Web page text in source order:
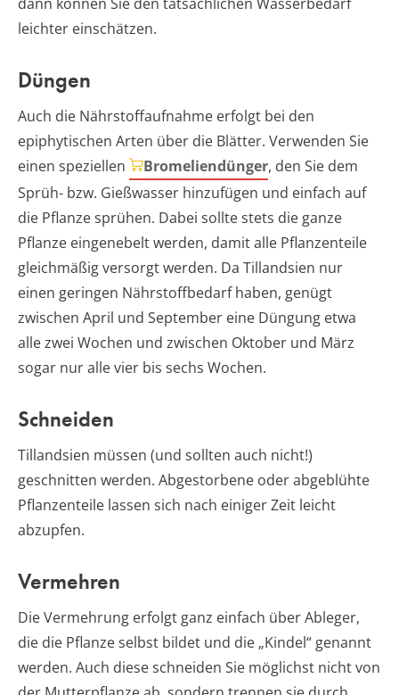
leichter einschätzen.
Düngen
Auch die Nährstoffaufnahme erfolgt bei den
epiphytischen Arten über die Blätter. Verwenden Sie
einen speziellen
Bromeliendünger, den Sie dem
Sprüh- bzw. Gießwasser hinzufügen und einfach auf
die Pflanze sprühen. Dabei sollte stets die ganze
Pflanze eingenebelt werden, damit alle Pflanzenteile
gleichmäßig versorgt werden. Da Tillandsien nur
einen geringen Nährstoffbedarf haben, genügt
zwischen April und September eine Düngung etwa
alle zwei Wochen und zwischen Oktober und März
sogar nur alle vier bis sechs Wochen.
Schneiden
Tillandsien müssen (und sollten auch nicht!)
geschnitten werden. Abgestorbene oder abgeblühte
Pflanzenteile lassen sich nach einiger Zeit leicht
abzupfen.
Vermehren
Die Vermehrung erfolgt ganz einfach über Ableger,
die die Pflanze selbst bildet und die „Kindel“ genannt
werden. Auch diese schneiden Sie möglichst nicht von